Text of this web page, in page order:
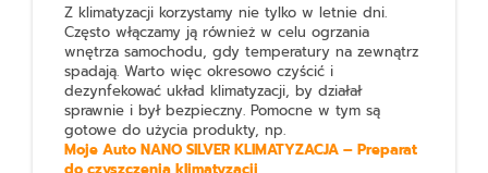
Z klimatyzacji korzystamy nie tylko w letnie dni.
Często włączamy ją również w celu ogrzania
wnętrza samochodu, gdy temperatury na zewnątrz
spadają. Warto więc okresowo czyścić i
dezynfekować układ klimatyzacji, by działał
sprawnie i był bezpieczny. Pomocne w tym są
gotowe do użycia produkty, np.
Moje Auto NANO SILVER KLIMATYZACJA – Preparat